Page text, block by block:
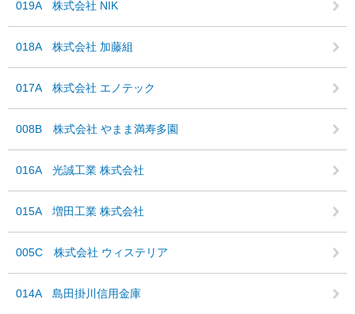
019A 株式会社 NIK
018A 株式会社 加藤組
017A 株式会社 エノテック
008B 株式会社 やまま満寿多園
016A 光誠工業 株式会社
015A 増田工業 株式会社
005C 株式会社 ウィステリア
014A 島田掛川信用金庫